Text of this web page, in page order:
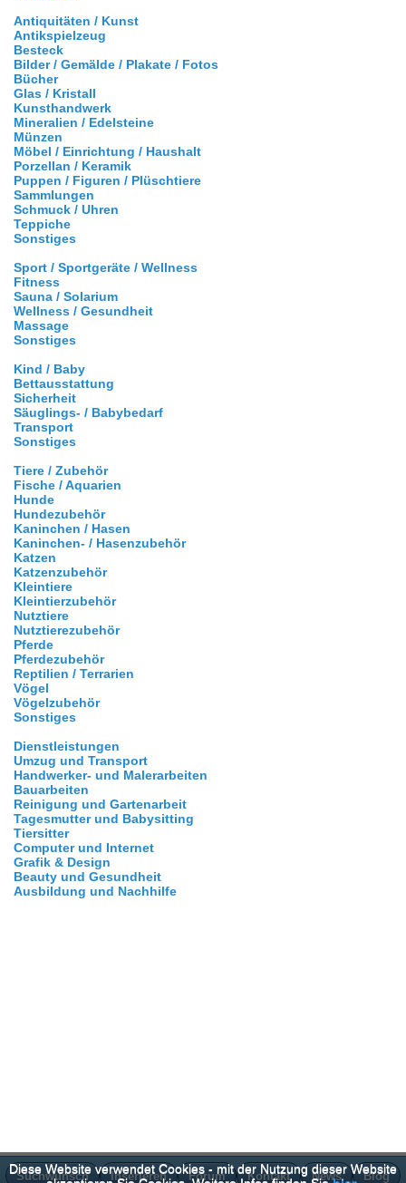
Antiquitäten / Kunst
Antikspielzeug
Besteck
Bilder / Gemälde / Plakate / Fotos
Bücher
Glas / Kristall
Kunsthandwerk
Mineralien / Edelsteine
Münzen
Möbel / Einrichtung / Haushalt
Porzellan / Keramik
Puppen / Figuren / Plüschtiere
Sammlungen
Schmuck / Uhren
Teppiche
Sonstiges
Sport / Sportgeräte / Wellness
Fitness
Sauna / Solarium
Wellness / Gesundheit
Massage
Sonstiges
Kind / Baby
Bettausstattung
Sicherheit
Säuglings- / Babybedarf
Transport
Sonstiges
Tiere / Zubehör
Fische / Aquarien
Hunde
Hundezubehör
Kaninchen / Hasen
Kaninchen- / Hasenzubehör
Katzen
Katzenzubehör
Kleintiere
Kleintierzubehör
Nutztiere
Nutztierezubehör
Pferde
Pferdezubehör
Reptilien / Terrarien
Vögel
Vögelzubehör
Sonstiges
Dienstleistungen
Umzug und Transport
Handwerker- und Malerarbeiten
Bauarbeiten
Reinigung und Gartenarbeit
Tagesmutter und Babysitting
Tiersitter
Computer und Internet
Grafik & Design
Beauty und Gesundheit
Ausbildung und Nachhilfe
Suchwunsch Inserieren Forum Kontakt News Blog
Diese Website verwendet Cookies - mit der Nutzung dieser Website